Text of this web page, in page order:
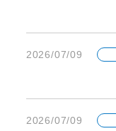
2026/07/09
2026/07/09